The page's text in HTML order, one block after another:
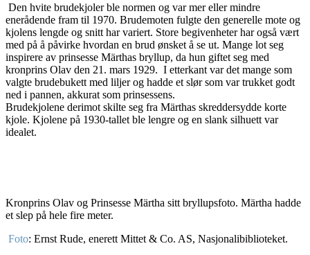
Den hvite brudekjoler ble normen og var mer eller mindre
enerådende fram til 1970. Brudemoten fulgte den generelle mote og
kjolens lengde og snitt har variert. Store begivenheter har også vært
med på å påvirke hvordan en brud ønsket å se ut. Mange lot seg
inspirere av prinsesse Märthas bryllup, da hun giftet seg med
kronprins Olav den 21. mars 1929. I etterkant var det mange som
valgte brudebukett med liljer og hadde et slør som var trukket godt
ned i pannen, akkurat som prinsessens.
Brudekjolene derimot skilte seg fra Märthas skreddersydde korte
kjole. Kjolene på 1930-tallet ble lengre og en slank silhuett var
idealet.
Kronprins Olav og Prinsesse Märtha sitt bryllupsfoto. Märtha hadde
et slep på hele fire meter.
Foto: Ernst Rude, enerett Mittet & Co. AS, Nasjonalibiblioteket.